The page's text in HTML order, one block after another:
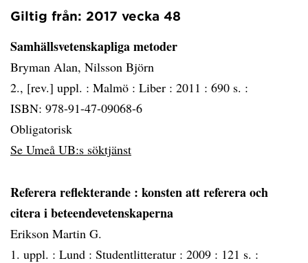
Giltig från: 2017 vecka 48
Samhällsvetenskapliga metoder
Bryman Alan, Nilsson Björn
2., [rev.] uppl. : Malmö : Liber : 2011 : 690 s. :
ISBN: 978-91-47-09068-6
Obligatorisk
Se Umeå UB:s söktjänst
Referera reflekterande : konsten att referera och
citera i beteendevetenskaperna
Erikson Martin G.
1. uppl. : Lund : Studentlitteratur : 2009 : 121 s. :